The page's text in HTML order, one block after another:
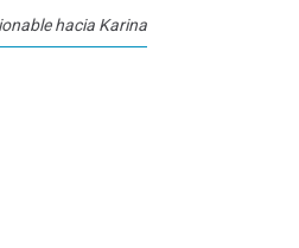
hacia Karina